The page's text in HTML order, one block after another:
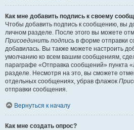
Как мне добавить подпись к своему
Чтобы добавить подпись к сообщению, вы
личном разделе. После этого вы можете
Присоединить подпись в форме отправки
добавилась. Вы также можете настроить
умолчанию ко всем вашим сообщениям,
параграфе «Отправка сообщений» пункта
разделе. Несмотря на это, вы сможете
отдельных сообщениях, убрав флажок
отправки сообщения.
Вернуться к началу
Как мне создать опрос?